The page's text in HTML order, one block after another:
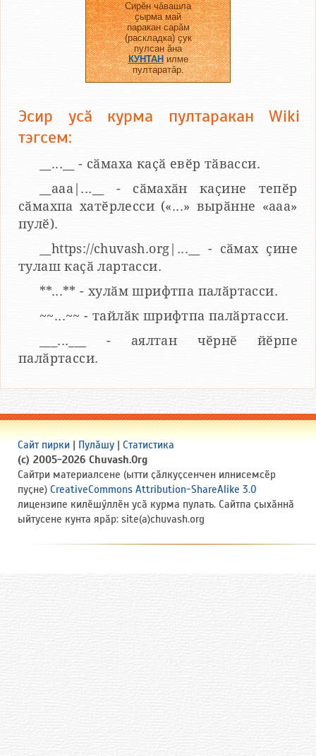
Сирӗн чӑвашла
ҫырма май
паракан сарӑм
(раскладка) ҫук
пулсан ӑна
КУНТАНилме
пултаратӑр.
Эсир усӑ курма пултаракан Wiki
тэгсем:
__...__ - сӑмаха каҫӑ евӗр тӑвасси.
__aaa|...__ - сӑмахӑн каҫине тепӗр
сӑмахпа хатӗрлесси («...» вырӑнне «ааа»
пулӗ).
__https://chuvash.org|...__ - сӑмах ҫине
тулаш каҫӑ лартасси.
**...** - хулӑм шрифтпа палӑртасси.
~~...~~ - тайлӑк шрифтпа палӑртасси.
___...___ - аялтан чӗрнӗ йӗрпе
палӑртасси.
Сайт пирки | Пулӑшу | Статистика
(c) 2005-2026 Chuvash.Org
Сайтри материалсене (ытти ҫӑлкуҫсенчен илнисемсӗр
пуҫне) CreativeCommons Attribution-ShareAlike 3.0
лицензипе килӗшӳллӗн усӑ курма пулать. Сайтпа ҫыхӑннӑ
ыйтусене кунта ярӑр: site(a)chuvash.org